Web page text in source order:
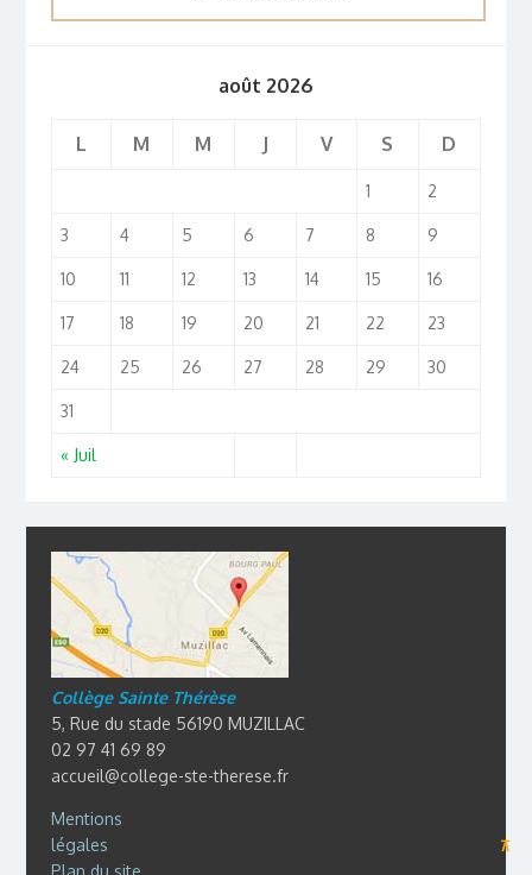
août 2026
L M M J V S D
« Juil
1 2
3 4 5 6 7 8 9
10 11 12 13 14 15 16
17 18 19 20 21 22 23
24 25 26 27 28 29 30
31
Collège Sainte Thérèse
5, Rue du stade 56190 MUZILLAC
02 97 41 69 89
accueil@college-ste-therese.fr
Mentions
légales
⊼